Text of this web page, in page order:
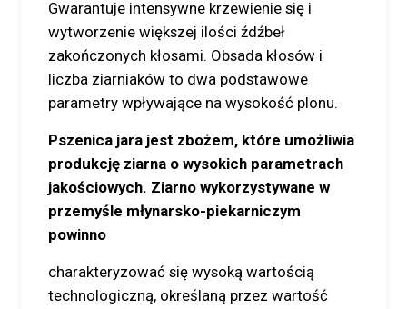
Gwarantuje intensywne krzewienie się i
wytworzenie większej ilości źdźbeł
zakończonych kłosami. Obsada kłosów i
liczba ziarniaków to dwa podstawowe
parametry wpływające na wysokość plonu.
Pszenica jara jest zbożem, które umożliwia
produkcję ziarna o wysokich parametrach
jakościowych. Ziarno wykorzystywane w
przemyśle młynarsko-piekarniczym
powinno
charakteryzować się wysoką wartością
technologiczną, określaną przez wartość